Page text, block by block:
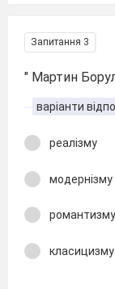
Запитання 3
" Мартин
варіанти
реалізму
модернізму
романтизму
класицизму